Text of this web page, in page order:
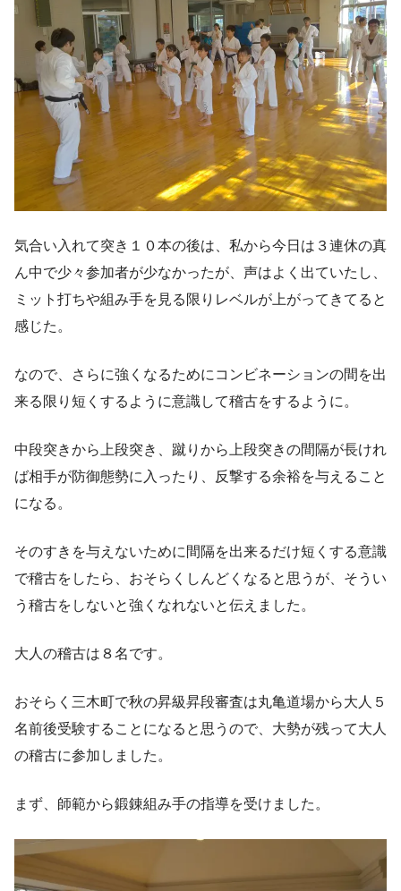
気合い入れて突き１０本の後は、私から今日は３連休の真
ん中で少々参加者が少なかったが、声はよく出ていたし、
ミット打ちや組み手を見る限りレベルが上がってきてると
感じた。
なので、さらに強くなるためにコンビネーションの間を出
来る限り短くするように意識して稽古をするように。
中段突きから上段突き、蹴りから上段突きの間隔が長けれ
ば相手が防御態勢に入ったり、反撃する余裕を与えること
になる。
そのすきを与えないために間隔を出来るだけ短くする意識
で稽古をしたら、おそらくしんどくなると思うが、そうい
う稽古をしないと強くなれないと伝えました。
大人の稽古は８名です。
おそらく三木町で秋の昇級昇段審査は丸亀道場から大人５
名前後受験することになると思うので、大勢が残って大人
の稽古に参加しました。
まず、師範から鍛錬組み手の指導を受けました。